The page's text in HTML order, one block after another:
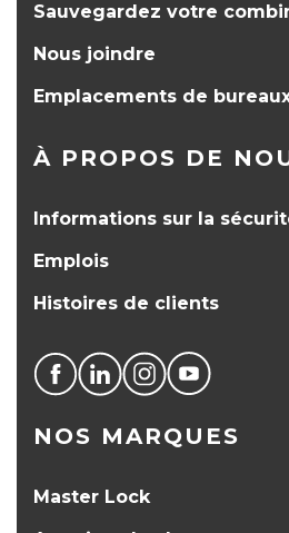
Sauvegardez votre
Nous joindre
Emplacements de
À PROPOS DE
Informations sur la
Emplois
Histoires de clients
NOS MARQUES
Master Lock